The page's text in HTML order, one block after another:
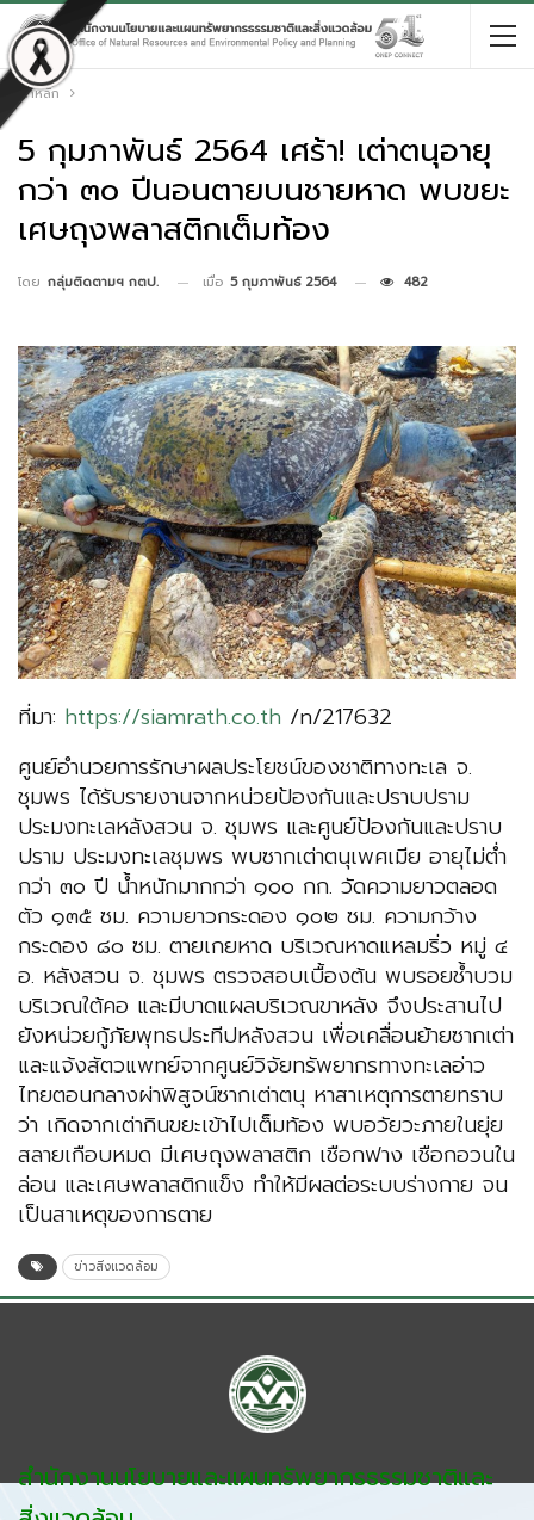
หน้าหลัก
5 กุมภาพันธ์ 2564 เศร้า! เต่าตนุอายุ
กว่า ๓๐ ปีนอนตายบนชายหาด พบขยะ
เศษถุงพลาสติกเต็มท้อง
โดย กลุ่มติดตามฯ กตป. เมื่อ 5 กุมภาพันธ์ 2564 482
ที่มา: https://siamrath.co.th /n/217632
ศูนย์อำนวยการรักษาผลประโยชน์ของชาติทางทะเล จ.
ชุมพร ได้รับรายงานจากหน่วยป้องกันและปราบปราม
ประมงทะเลหลังสวน จ. ชุมพร และศูนย์ป้องกันและปราบ
ปราม ประมงทะเลชุมพร พบซากเต่าตนุเพศเมีย อายุไม่ต่ำ
กว่า ๓๐ ปี น้ำหนักมากกว่า ๑๐๐ กก. วัดความยาวตลอด
ตัว ๑๓๕ ซม. ความยาวกระดอง ๑๐๒ ซม. ความกว้าง
กระดอง ๘๐ ซม. ตายเกยหาด บริเวณหาดแหลมริ่ว หมู่ ๔
อ. หลังสวน จ. ชุมพร ตรวจสอบเบื้องต้น พบรอยช้ำบวม
บริเวณใต้คอ และมีบาดแผลบริเวณขาหลัง จึงประสานไป
ยังหน่วยกู้ภัยพุทธประทีปหลังสวน เพื่อเคลื่อนย้ายซากเต่า
และแจ้งสัตวแพทย์จากศูนย์วิจัยทรัพยากรทางทะเลอ่าว
ไทยตอนกลางผ่าพิสูจน์ซากเต่าตนุ หาสาเหตุการตายทราบ
ว่า เกิดจากเต่ากินขยะเข้าไปเต็มท้อง พบอวัยวะภายในยุ่ย
สลายเกือบหมด มีเศษถุงพลาสติก เชือกฟาง เชือกอวนใน
ล่อน และเศษพลาสติกแข็ง ทำให้มีผลต่อระบบร่างกาย จน
เป็นสาเหตุของการตาย
ข่าวสิ่งแวดล้อม
สำนักงานนโยบายและแผนทรัพยากรธรรมชาติและ